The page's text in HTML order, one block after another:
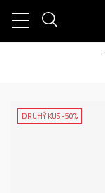
DRUHÝ KUS -50%